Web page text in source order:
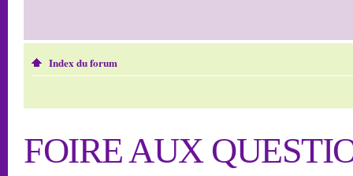
Index du forum
FOIRE AUX